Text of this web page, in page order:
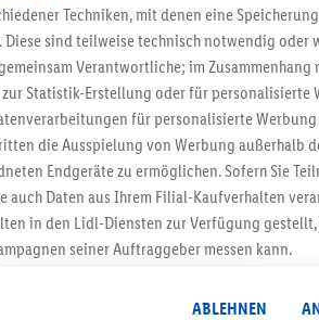
Meine Filiale
5.95 € Versand
Jetzt zum
Techniken, mit denen eine
sind teilweise technisch notwendig oder
Verantwortliche; im Zusammenhang
Statistik-Erstellung oder für personalisierte
für personalisierte
die Ausspielung von Werbung außerhalb
Endgeräte zu ermöglichen. Sofern Sie
auch Daten aus Ihrem Filial-Kaufverhalten
in den Lidl-Diensten zur Verfügung
seiner Auftraggeber messen kann.
Zusammenführung von Daten (z.B. über Ihre
ABLEHNEN